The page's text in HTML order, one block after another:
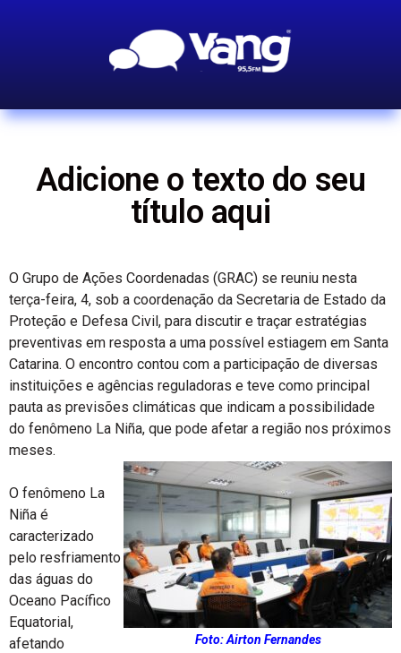
Adicione o texto do seu
título aqui
O Grupo de Ações Coordenadas (GRAC) se reuniu nesta
terça-feira, 4, sob a coordenação da Secretaria de Estado da
Proteção e Defesa Civil, para discutir e traçar estratégias
preventivas em resposta a uma possível estiagem em Santa
Catarina. O encontro contou com a participação de diversas
instituições e agências reguladoras e teve como principal
pauta as previsões climáticas que indicam a possibilidade
do fenômeno La Niña, que pode afetar a região nos próximos
meses.
Foto: Airton Fernandes
O fenômeno La
Niña é
caracterizado
pelo resfriamento
das águas do
Oceano Pacífico
Equatorial,
afetando